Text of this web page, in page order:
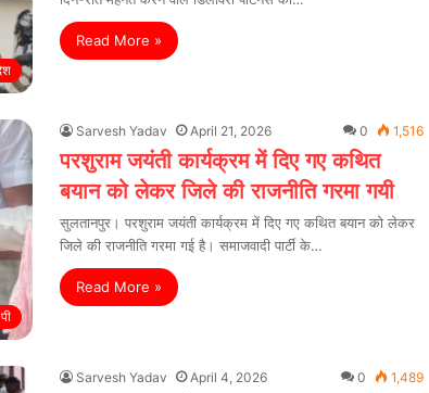
Read More »
Sarvesh Yadav April 21, 2026 0 1,516
परशुराम जयंती कार्यक्रम में दिए गए कथित
बयान को लेकर जिले की राजनीति गरमा गयी
सुलतानपुर। परशुराम जयंती कार्यक्रम में दिए गए कथित बयान को लेकर
जिले की राजनीति गरमा गई है। समाजवादी पार्टी के…
Read More »
Sarvesh Yadav April 4, 2026 0 1,489